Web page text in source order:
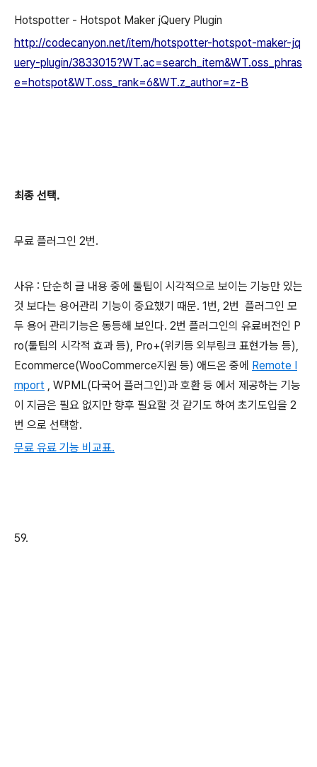
Hotspotter - Hotspot Maker jQuery Plugin
http://codecanyon.net/item/hotspotter-hotspot-maker-jq
uery-plugin/3833015?WT.ac=search_item&WT.oss_phras
e=hotspot&WT.oss_rank=6&WT.z_author=z-B
최종 선택.
무료 플러그인 2번.
사유 : 단순히 글 내용 중에 툴팁이 시각적으로 보이는 기능만 있는
것 보다는 용어관리 기능이 중요했기 때문. 1번, 2번 플러그인 모
두 용어 관리기능은 동등해 보인다. 2번 플러그인의 유료버전인 P
ro(툴팁의 시각적 효과 등), Pro+(위키등 외부링크 표현가능 등),
Ecommerce(WooCommerce지원 등) 애드온 중에 Remote I
mport , WPML(다국어 플러그인)과 호환 등 에서 제공하는 기능
이 지금은 필요 없지만 향후 필요할 것 같기도 하여 초기도입을 2
번 으로 선택함.
무료 유료 기능 비교표.
59.